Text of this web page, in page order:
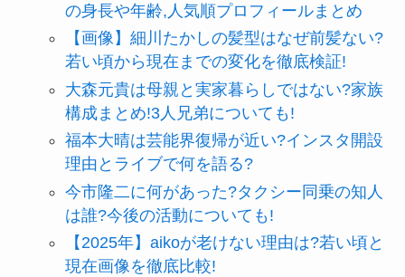
の身長や年齢,人気順プロフィールまとめ
【画像】細川たかしの髪型はなぜ前髪ない?
若い頃から現在までの変化を徹底検証!
大森元貴は母親と実家暮らしではない?家族
構成まとめ!3人兄弟についても!
福本大晴は芸能界復帰が近い?インスタ開設
理由とライブで何を語る?
今市隆二に何があった?タクシー同乗の知人
は誰?今後の活動についても!
【2025年】aikoが老けない理由は?若い頃と
現在画像を徹底比較!